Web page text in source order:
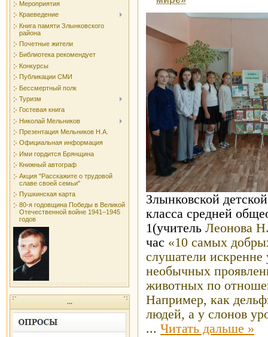
Мероприятия
Краеведение
Книга памяти Злынковского
района
Почетные жители
Библиотека рекомендует
Конкурсы
Публикации СМИ
Бессмертный полк
Туризм
Гостевая книга
Николай Мельников
Презентация Мельников Н.А.
Официальная информация
Ими гордится Брянщина
Книжный автограф
Акция "Расскажите о трудовой
славе своей семьи"
Пушкинская карта
80-я годовщина Победы в Великой
Отечественной войне 1941–1945
годов
...
Злынковской
класса средней
1(учитель Леонова
час «10 самых
слушатели искренне
необычных
животных по
Например, как
людей, а у слонов
... Читать дальше »